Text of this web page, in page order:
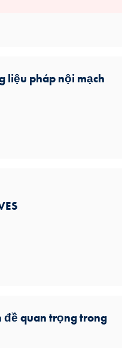
liệu pháp nội mạch
đề quan trọng trong